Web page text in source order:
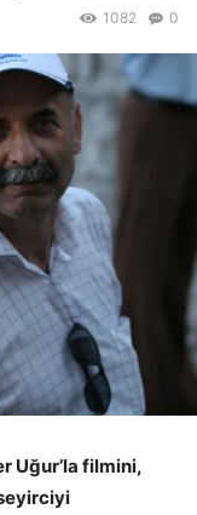
0
1082
Uğur’la filmini,